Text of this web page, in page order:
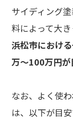
サイディング
料によって大き
浜松市におけ
万〜100万円が
なお、よく使
は、以下が目安